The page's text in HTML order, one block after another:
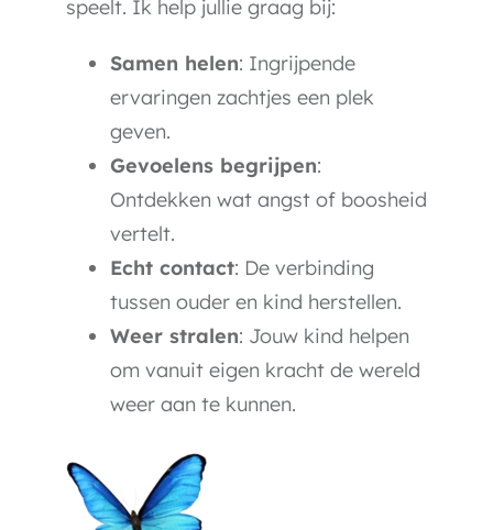
speelt. Ik help jullie graag bij:
Samen helen: Ingrijpende
ervaringen zachtjes een plek
geven.
Gevoelens begrijpen:
Ontdekken wat angst of boosheid
vertelt.
Echt contact: De verbinding
tussen ouder en kind herstellen.
Weer stralen: Jouw kind helpen
om vanuit eigen kracht de wereld
weer aan te kunnen.